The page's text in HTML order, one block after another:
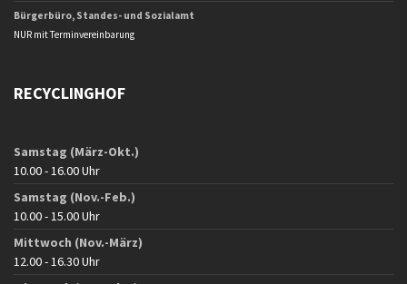
Bürgerbüro, Standes- und Sozialamt
NUR mit Terminvereinbarung
RECYCLINGHOF
Samstag (März-Okt.)
10.00 - 16.00 Uhr
Samstag (Nov.-Feb.)
10.00 - 15.00 Uhr
Mittwoch (Nov.-März)
12.00 - 16.30 Uhr